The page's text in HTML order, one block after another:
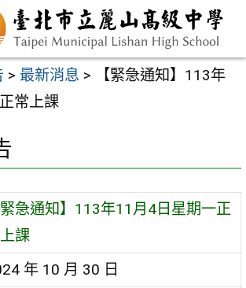
> 最新消息 >
【緊急通知】113年
常上課
緊急通知】113年11月4日星期一正
課
年 10 月 30 日